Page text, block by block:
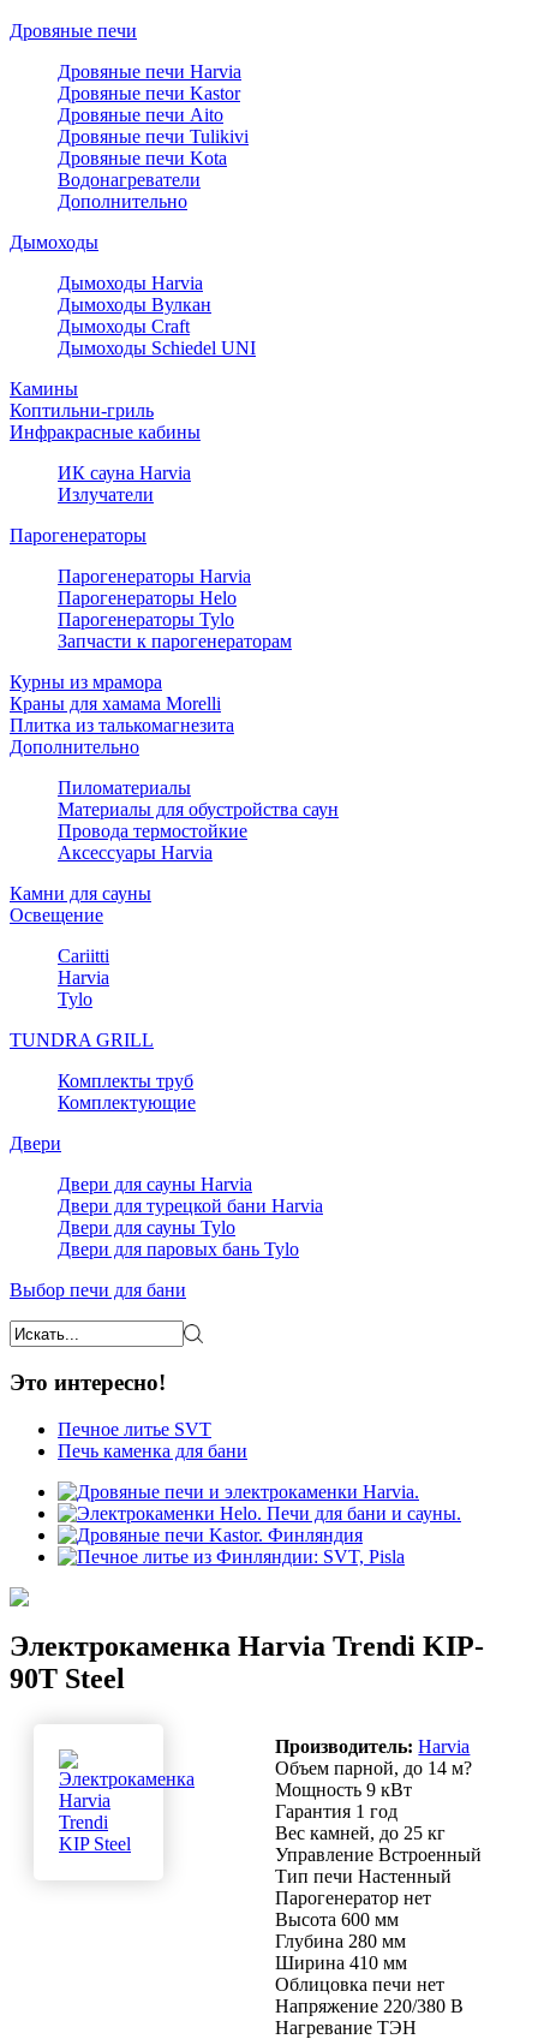
Дровяные печи
Дровяные печи Harvia
Дровяные печи Kastor
Дровяные печи Aito
Дровяные печи Tulikivi
Дровяные печи Kota
Водонагреватели
Дополнительно
Дымоходы
Дымоходы Harvia
Дымоходы Вулкан
Дымоходы Craft
Дымоходы Schiedel UNI
Камины
Коптильни-гриль
Инфракрасные кабины
ИК сауна Harvia
Излучатели
Парогенераторы
Парогенераторы Harvia
Парогенераторы Helo
Парогенераторы Tylo
Запчасти к парогенераторам
Курны из мрамора
Краны для хамама Morelli
Плитка из талькомагнезита
Дополнительно
Пиломатериалы
Материалы для обустройства саун
Провода термостойкие
Аксессуары Harvia
Камни для сауны
Освещение
Cariitti
Harvia
Tylo
TUNDRA GRILL
Комплекты труб
Комплектующие
Двери
Двери для сауны Harvia
Двери для турецкой бани Harvia
Двери для сауны Tylo
Двери для паровых бань Tylo
Выбор печи для бани
Это интересно!
Печное литье SVT
Печь каменка для бани
Электрокаменка Harvia Trendi KIP-
90T Steel
Производитель:Harvia
Объем парной, до 14 м?
Мощность 9 кВт
Гарантия 1 год
Вес камней, до 25 кг
Управление Встроенный
Тип печи Настенный
Парогенератор нет
Высота 600 мм
Глубина 280 мм
Ширина 410 мм
Облицовка печи нет
Напряжение 220/380 В
Нагревание ТЭН